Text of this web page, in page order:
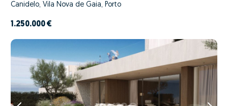
Canidelo, Vila Nova de Gaia, Porto
1.250.000 €